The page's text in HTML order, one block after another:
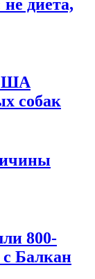
диета,
собак
800-
с Балкан